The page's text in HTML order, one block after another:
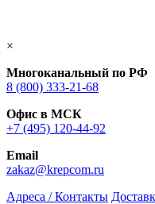
×
Многоканальный по РФ
8 (800) 333‑21-68
Офис в МСК
+7 (495) 120-44-92
Email
zakaz@krepcom.ru
Адреса / Контакты